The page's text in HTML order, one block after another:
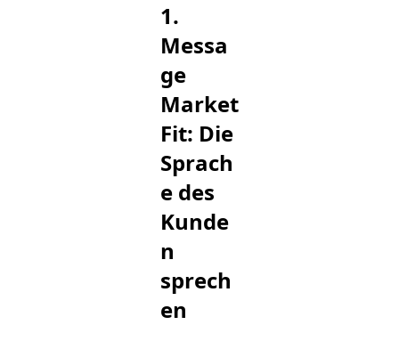
1.
Messa
ge
Market
Fit: Die
Sprach
e des
Kunde
n
sprech
en